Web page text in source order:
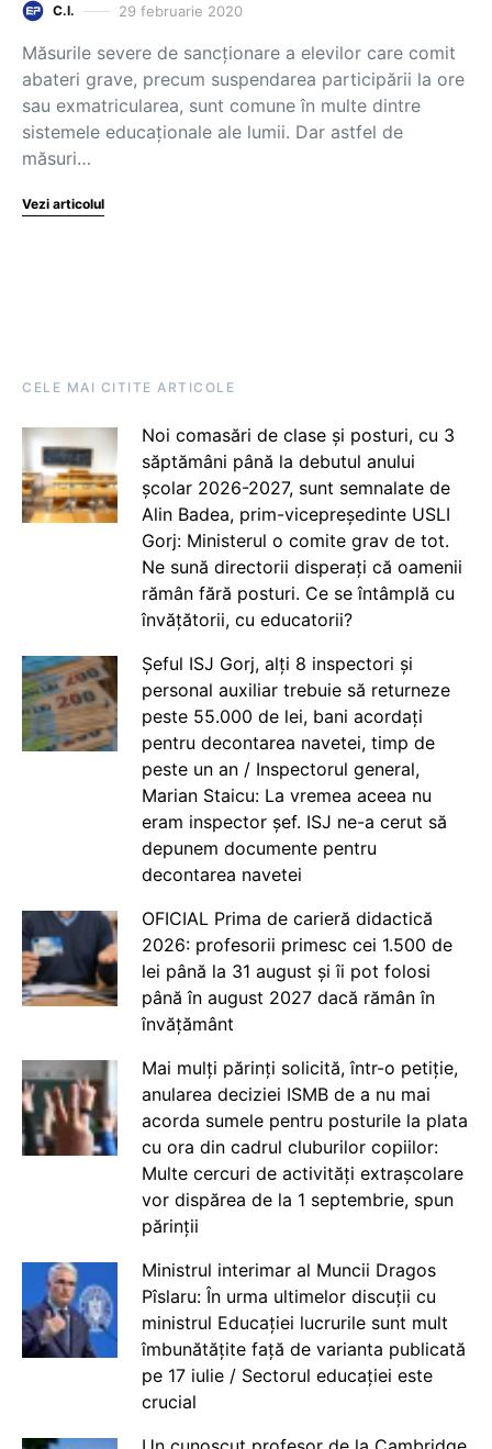
C.I. 29 februarie 2020
Măsurile severe de sancționare a elevilor care comit
abateri grave, precum suspendarea participării la ore
sau exmatricularea, sunt comune în multe dintre
sistemele educaționale ale lumii. Dar astfel de
măsuri…
Vezi articolul
CELE MAI CITITE ARTICOLE
Noi comasări de clase și posturi, cu 3
săptămâni până la debutul anului
școlar 2026-2027, sunt semnalate de
Alin Badea, prim-vicepreședinte USLI
Gorj: Ministerul o comite grav de tot.
Ne sună directorii disperați că oamenii
rămân fără posturi. Ce se întâmplă cu
învățătorii, cu educatorii?
Șeful ISJ Gorj, alți 8 inspectori și
personal auxiliar trebuie să returneze
peste 55.000 de lei, bani acordați
pentru decontarea navetei, timp de
peste un an / Inspectorul general,
Marian Staicu: La vremea aceea nu
eram inspector șef. ISJ ne-a cerut să
depunem documente pentru
decontarea navetei
OFICIAL Prima de carieră didactică
2026: profesorii primesc cei 1.500 de
lei până la 31 august și îi pot folosi
până în august 2027 dacă rămân în
învățământ
Mai mulți părinți solicită, într-o petiție,
anularea deciziei ISMB de a nu mai
acorda sumele pentru posturile la plata
cu ora din cadrul cluburilor copiilor:
Multe cercuri de activități extrașcolare
vor dispărea de la 1 septembrie, spun
părinții
Ministrul interimar al Muncii Dragos
Pîslaru: În urma ultimelor discuții cu
ministrul Educației lucrurile sunt mult
îmbunătățite față de varianta publicată
pe 17 iulie / Sectorul educației este
crucial